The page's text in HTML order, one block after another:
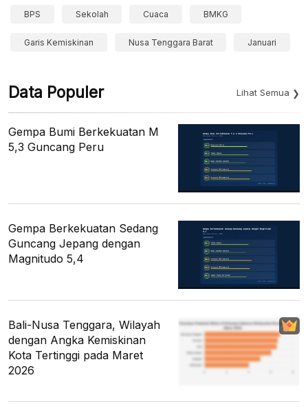
BPS Sekolah Cuaca BMKG
Garis Kemiskinan Nusa Tenggara Barat Januari
Data Populer Lihat Semua
Gempa Bumi Berkekuatan M
5,3 Guncang Peru
Gempa Berkekuatan Sedang
Guncang Jepang dengan
Magnitudo 5,4
Bali-Nusa Tenggara, Wilayah
dengan Angka Kemiskinan
Kota Tertinggi pada Maret
2026